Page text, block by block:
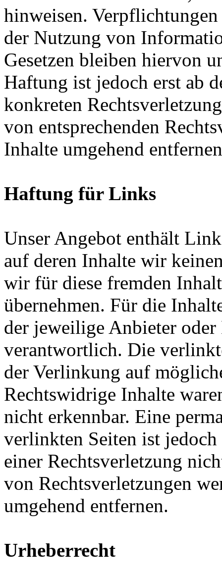
hinweisen.
der Nutzung von
Gesetzen bleiben hiervon
Haftung ist jedoch erst ab
konkreten
von entsprechenden
Inhalte umgehend
Haftung für Links
Unser Angebot enthält
auf deren Inhalte wir
wir für diese fremden
übernehmen. Für die
der jeweilige Anbieter oder
verantwortlich. Die
der Verlinkung auf
Rechtswidrige Inhalte
nicht erkennbar. Eine
verlinkten Seiten ist
einer Rechtsverletzung
von Rechtsverletzungen
umgehend entfernen.
Urheberrecht